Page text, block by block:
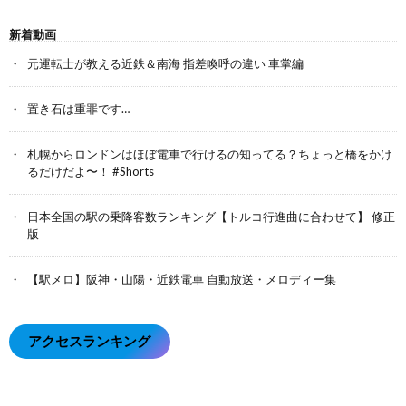
新着動画
元運転士が教える近鉄＆南海 指差喚呼の違い 車掌編
置き石は重罪です…
札幌からロンドンはほぼ電車で行けるの知ってる？ちょっと橋をかけ
るだけだよ〜！ #Shorts
日本全国の駅の乗降客数ランキング【トルコ行進曲に合わせて】 修正
版
【駅メロ】阪神・山陽・近鉄電車 自動放送・メロディー集
アクセスランキング